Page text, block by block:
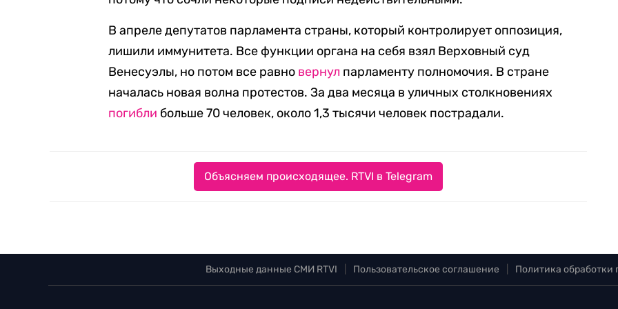
В апреле депутатов парламента страны, который контролирует оппозиция,
лишили иммунитета. Все функции органа на себя взял Верховный суд
Венесуэлы, но потом все равно вернул парламенту полномочия. В стране
началась новая волна протестов. За два месяца в уличных столкновениях
погибли больше 70 человек, около 1,3 тысячи человек пострадали.
Объясняем происходящее. RTVI в Telegram
Выходные данные СМИ RTVI Пользовательское соглашение Политика